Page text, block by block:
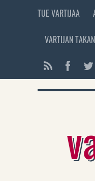
TUE VARTIJAA
VARTIJAN